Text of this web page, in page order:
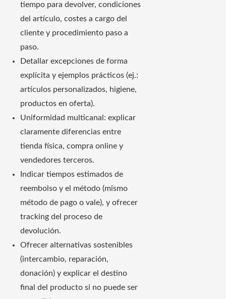
tiempo para devolver, condiciones
del artículo, costes a cargo del
cliente y procedimiento paso a
paso.
Detallar excepciones de forma
explícita y ejemplos prácticos (ej.:
artículos personalizados, higiene,
productos en oferta).
Uniformidad multicanal: explicar
claramente diferencias entre
tienda física, compra online y
vendedores terceros.
Indicar tiempos estimados de
reembolso y el método (mismo
método de pago o vale), y ofrecer
tracking del proceso de
devolución.
Ofrecer alternativas sostenibles
(intercambio, reparación,
donación) y explicar el destino
final del producto si no puede ser